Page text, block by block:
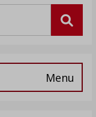
Menu